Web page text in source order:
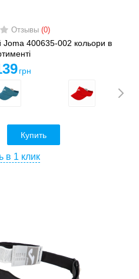
Отзывы (0)
Joma 400635-002 кольори в
грн
Купить
в 1 клик